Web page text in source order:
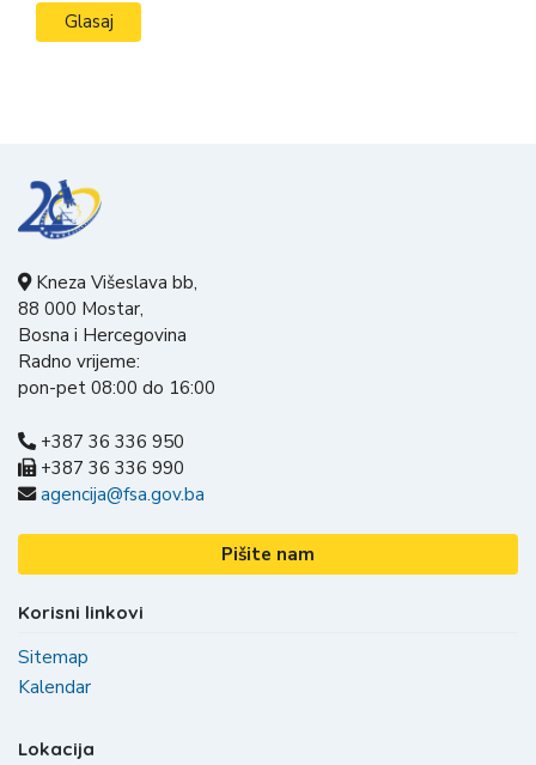
Kneza Višeslava bb,
88 000 Mostar,
Bosna i Hercegovina
Radno vrijeme:
pon-pet 08:00 do 16:00
+387 36 336 950
+387 36 336 990
agencija@fsa.gov.ba
Pišite nam
Korisni linkovi
Sitemap
Kalendar
Lokacija